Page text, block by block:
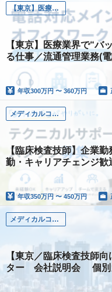
【東京】医療業界で“バックオフィス業務が主役”になる仕事／流通管理業務(電話対応メイン）
【東京】医療業界で“バ
る仕事／流通管理業務(電
年収300万円 〜 360万円
メディカルコミュニケーター（臨床検査技師）
【臨床検査技師】企業
勤・キャリアチェンジ歓
年収350万円 〜 450万円
メディカルコミュニケーター（臨床検査技師）
【東京／臨床検査技師
ター 会社説明会 個別